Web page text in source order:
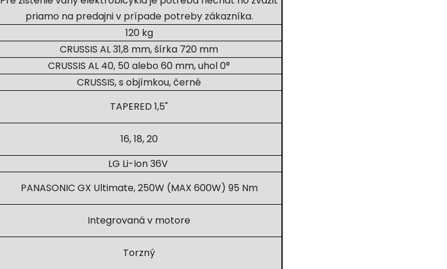
priamo na predajni v prípade potreby zákazníka.
120 kg
CRUSSIS AL 31,8 mm, šírka 720 mm
CRUSSIS AL 40, 50 alebo 60 mm, uhol 0°
CRUSSIS, s objímkou, černé
TAPERED 1,5"
16, 18, 20
LG Li-Ion 36V
PANASONIC GX Ultimate, 250W (MAX 600W) 95 Nm
Integrovaná v motore
Torzný